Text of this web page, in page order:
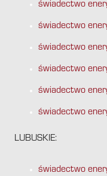
świadectwo
świadectwo
świadectwo
świadectwo
świadectwo
świadectwo
LUBUSKIE:
świadectwo